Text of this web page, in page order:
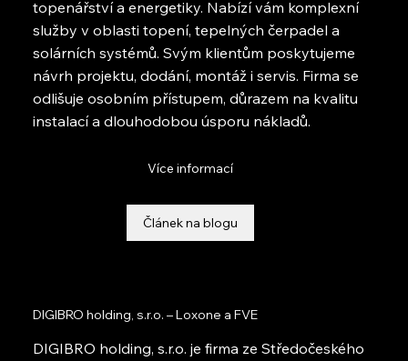
topenářství a energetiky. Nabízí vám komplexní
služby v oblasti topení, tepelných čerpadel a
solárních systémů. Svým klientům poskytujeme
návrh projektu, dodání, montáž i servis. Firma se
odlišuje osobním přístupem, důrazem na kvalitu
instalací a dlouhodobou úsporu nákladů.
Více informací
Článek na blogu
DIGIBRO holding, s.r.o. – Loxone a FVE
DIGIBRO holding, s.r.o. je firma ze Středočeského